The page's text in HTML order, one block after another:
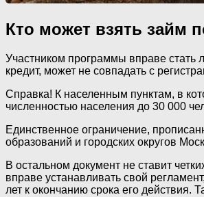
Кто может взять займ
Участником программы вправе стать
кредит, может не совпадать с
Справка! К населенным пунктам, в
численностью населения до 30 000
Единственное ограничение,
образований и городских округов
В остальном документ не ставит
вправе устанавливать свой
лет к окончанию срока его действия.